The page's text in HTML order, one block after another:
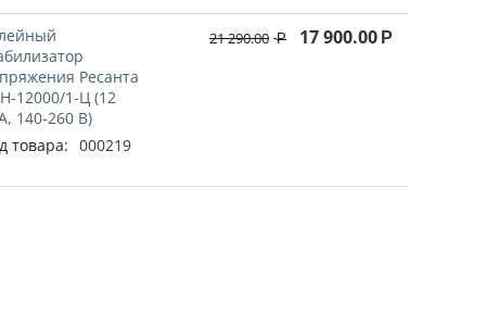
Ресанта
12000/1-Ц (12
140-260 В)
товара: 000219
21 290.00 Р 17 900.00 Р